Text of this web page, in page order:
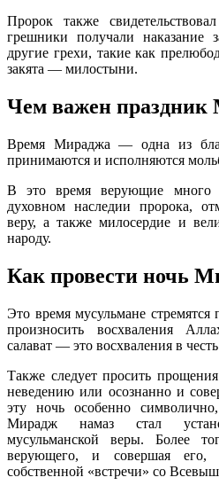
Пророк также
грешники получали
другие грехи, такие как
закята — милостыни.
Чем важен
Время Мираджа — одна из
принимаются и исполняются
В это время верующие много
духовном наследии пророка,
веру, а также милосердие и
народу.
Как провести ночь
Это время мусульмане
произносить восхваления
салават — это восхваления в
Также следует просить
неведению или осознанно и
эту ночь особенно
Мирадж намаз стал
мусульманской веры. Более
верующего, и совершая его,
собственной «встречи» со